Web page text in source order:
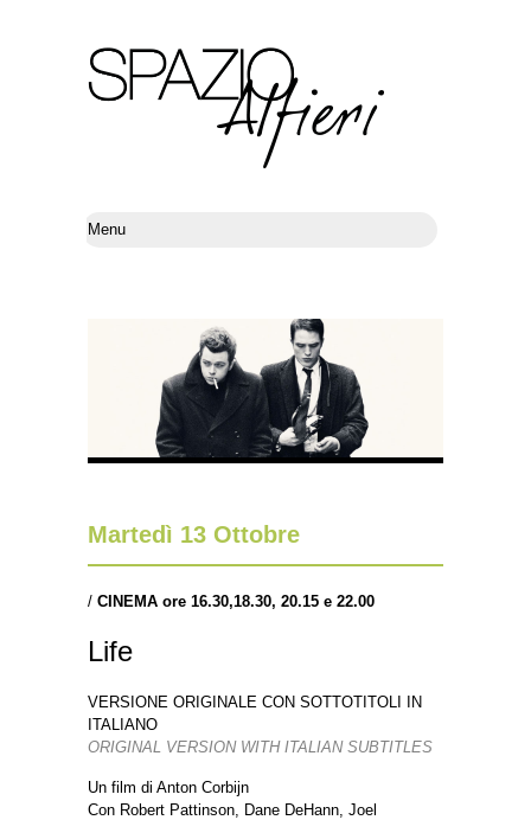
Martedì 13 Ottobre
/ CINEMA ore 16.30,18.30, 20.15 e 22.00
Life
VERSIONE ORIGINALE CON SOTTOTITOLI IN
ITALIANO
ORIGINAL VERSION WITH ITALIAN SUBTITLES
Un film di Anton Corbijn
Con Robert Pattinson, Dane DeHann, Joel